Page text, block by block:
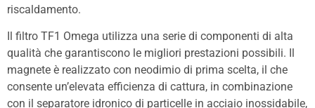
riscaldamento.
Il filtro TF1 Omega utilizza una serie di componenti di alta
qualità che garantiscono le migliori prestazioni possibili. Il
magnete è realizzato con neodimio di prima scelta, il che
consente un’elevata efficienza di cattura, in combinazione
con il separatore idronico di particelle in acciaio inossidabile,